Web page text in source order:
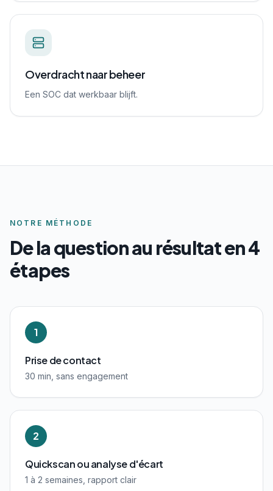
Overdracht naar beheer
Een SOC dat werkbaar blijft.
NOTRE MÉTHODE
De la question au résultat en 4
étapes
1
Prise de contact
30 min, sans engagement
2
Quickscan ou analyse d'écart
1 à 2 semaines, rapport clair